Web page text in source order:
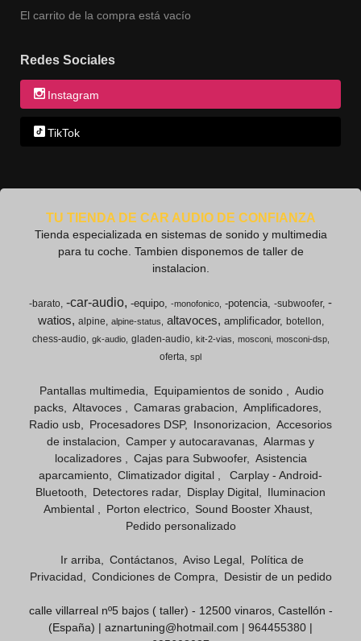
El carrito de la compra está vacío
Redes Sociales
Instagram
TikTok
TU TIENDA DE CAR AUDIO DE CONFIANZA
Tienda especializada en sistemas de sonido y multimedia
para tu coche. Tambien disponemos de taller de
instalacion.
-barato -car-audio -equipo -monofonico -potencia -subwoofer -
watios
alpine alpine-status altavoces amplificador
botellon
chess-audio
gk-audio gladen-audio kit-2-vias mosconi mosconi-dsp
oferta spl
Pantallas multimedia Equipamientos de sonido
Audio
packs
Altavoces Camaras grabacion
Amplificadores
Radio usb
Procesadores DSP Insonorizacion
Accesorios
de instalacion
Camper y autocaravanas
Alarmas y
localizadores
Cajas para Subwoofer
Asistencia
aparcamiento
Climatizador digital
Carplay - Android-
Bluetooth
Detectores radar Display Digital
Iluminacion
Ambiental
Porton electrico
Sound Booster Xhaust
Pedido personalizado
Ir arriba Contáctanos Aviso Legal
Política de
Privacidad
Condiciones de Compra Desistir de un pedido
calle villarreal nº5 bajos ( taller) - 12500 vinaros, Castellón -
(España) | aznartuning@hotmail.com | 964455380 |